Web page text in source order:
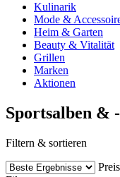
Kulinarik
Mode &
Heim & Garten
Beauty & Vitalität
Grillen
Marken
Aktionen
Sportsalben &
Filtern & sortieren